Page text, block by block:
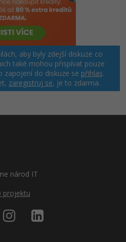
aby byly zdejší diskuze co
také mohou přispívat pouze
zapojení do diskuze se přihlas.
zaregistruj se, je to zdarma.
národ IT
projektu